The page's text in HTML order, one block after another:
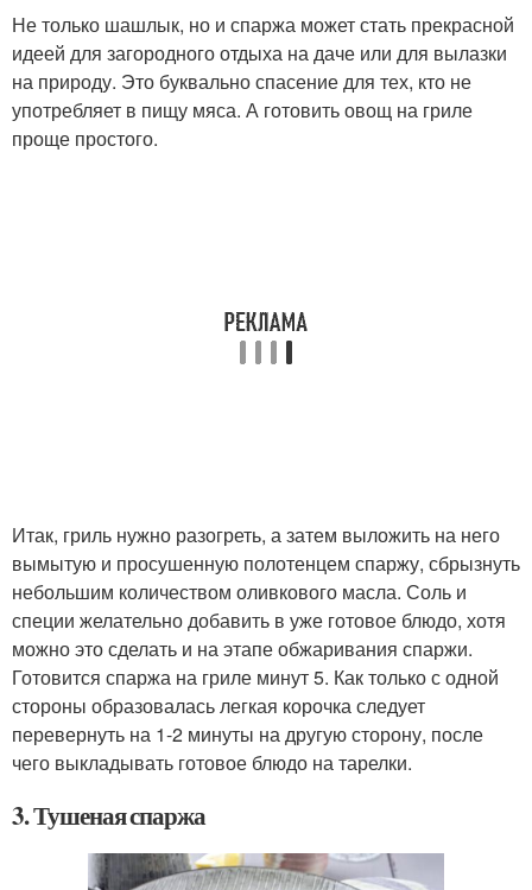
Не только шашлык, но и спаржа может стать прекрасной
идеей для загородного отдыха на даче или для вылазки
на природу. Это буквально спасение для тех, кто не
употребляет в пищу мяса. А готовить овощ на гриле
проще простого.
Итак, гриль нужно разогреть, а затем выложить на него
вымытую и просушенную полотенцем спаржу, сбрызнуть
небольшим количеством оливкового масла. Соль и
специи желательно добавить в уже готовое блюдо, хотя
можно это сделать и на этапе обжаривания спаржи.
Готовится спаржа на гриле минут 5. Как только с одной
стороны образовалась легкая корочка следует
перевернуть на 1-2 минуты на другую сторону, после
чего выкладывать готовое блюдо на тарелки.
3. Тушеная спаржа